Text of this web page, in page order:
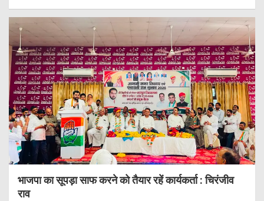
भाजपा का सूपड़ा साफ करने को तैयार रहें कार्यकर्ता : चिरंजीव
राव